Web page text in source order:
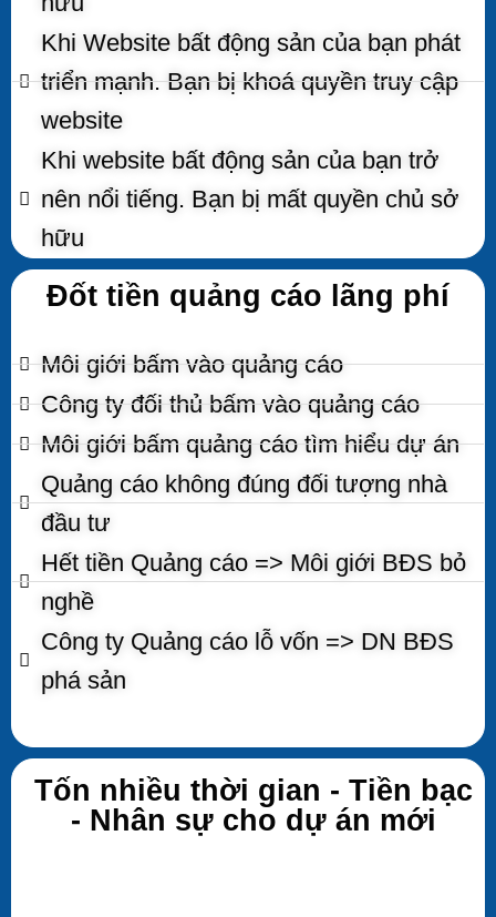
Khi Website bất động sản của bạn phát
triển mạnh. Bạn bị khoá quyền truy cập
website
Khi website bất động sản của bạn trở
nên nổi tiếng. Bạn bị mất quyền chủ sở
hữu
Đốt tiền quảng cáo lãng phí
Môi giới bấm vào quảng cáo
Công ty đối thủ bấm vào quảng cáo
Môi giới bấm quảng cáo tìm hiểu dự án
Quảng cáo không đúng đối tượng nhà
đầu tư
Hết tiền Quảng cáo => Môi giới BĐS bỏ
nghề
Công ty Quảng cáo lỗ vốn => DN BĐS
phá sản
Tốn nhiều thời gian - Tiền bạc
- Nhân sự cho dự án mới